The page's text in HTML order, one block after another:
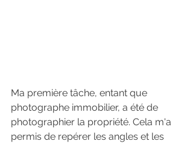
Ma première tâche, entant que
photographe immobilier, a été de
photographier la propriété. Cela m'a
permis de repérer les angles et les